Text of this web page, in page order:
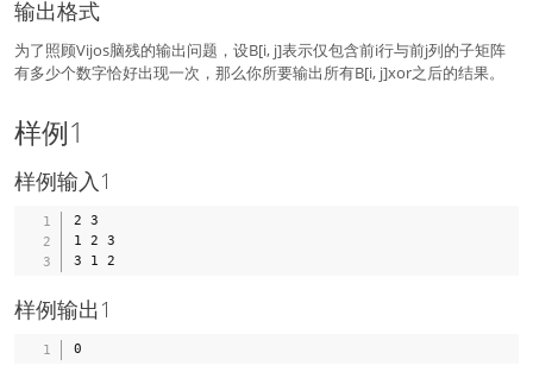
输出格式
为了照顾Vijos脑残的输出问题，设B[i, j]表示仅包含前i行与前j列的子矩阵
有多少个数字恰好出现一次，那么你所要输出所有B[i, j]xor之后的结果。
样例1
样例输入1
2 3
1 2 3
样例输出1